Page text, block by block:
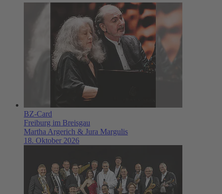
BZ-Card
Freiburg im Breisgau
Martha Argerich & Jura Margulis
18. Oktober 2026